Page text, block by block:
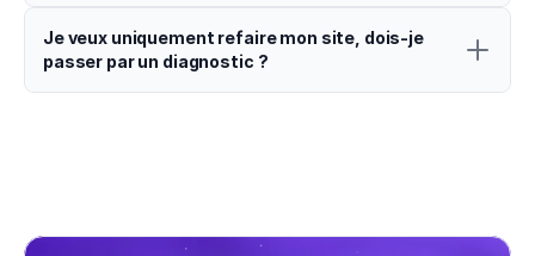
Je veux uniquement refaire mon site, dois-je
passer par un diagnostic ?